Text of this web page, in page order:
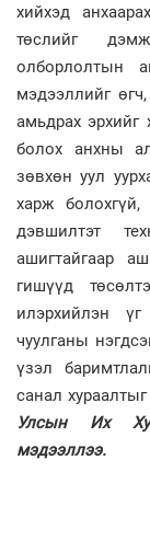
хийхэд
төслийг
олборлолтын
мэдээллийг
амьдрах эрхийг
болох анхны
зөвхөн уул
харж болохгүй,
дэвшилтэт
ашигтайгаар
гишүүд
илэрхийлэн
чуулганы
үзэл
санал
Улсын Их
мэдээллээ.